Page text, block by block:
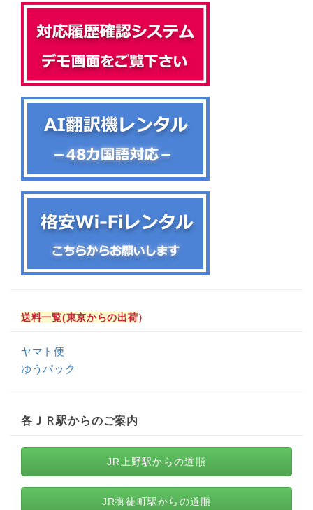
送料一覧(東京からの出荷）
ヤマト便
ゆうパック
各ＪＲ駅からのご案内
JR上野駅からの道順
JR御徒町駅からの道順